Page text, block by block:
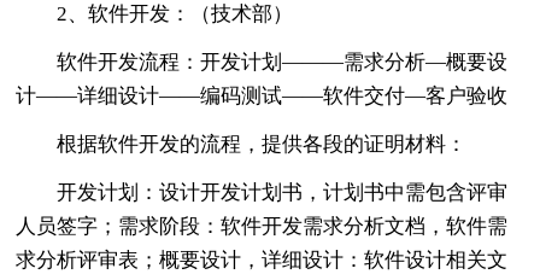
2、软件开发：（技术部）
软件开发流程：开发计划———需求分析—概要设
计——详细设计——编码测试——软件交付—客户验收
根据软件开发的流程，提供各段的证明材料：
开发计划：设计开发计划书，计划书中需包含评审
人员签字；需求阶段：软件开发需求分析文档，软件需
求分析评审表；概要设计，详细设计：软件设计相关文